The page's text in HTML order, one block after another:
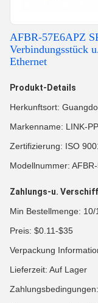
AFBR-57E6APZ
Verbindungsstück
Ethernet
Produkt-Details
Herkunftsort:
Markenname: LINK-PP
Zertifizierung: ISO
Modellnummer:
Zahlungs-u.
Min Bestellmenge: 10/
Preis: $0.11-$35
Verpackung
Lieferzeit: Auf Lager